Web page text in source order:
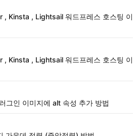
Kinsta , Lightsail 워드프레스 호스팅 이
Kinsta , Lightsail 워드프레스 호스팅 이
그인 이미지에 alt 속성 추가 방법